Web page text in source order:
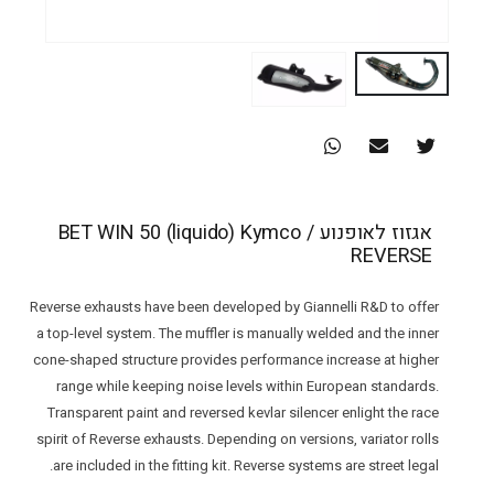
אגזוז לאופנוע BET WIN 50 (liquido) Kymco /
REVERSE
Reverse exhausts have been developed by Giannelli R&D to offer
a top-level system. The muffler is manually welded and the inner
cone-shaped structure provides performance increase at higher
range while keeping noise levels within European standards.
Transparent paint and reversed kevlar silencer enlight the race
spirit of Reverse exhausts. Depending on versions, variator rolls
are included in the fitting kit. Reverse systems are street legal.